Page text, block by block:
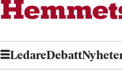
LedareDebatt